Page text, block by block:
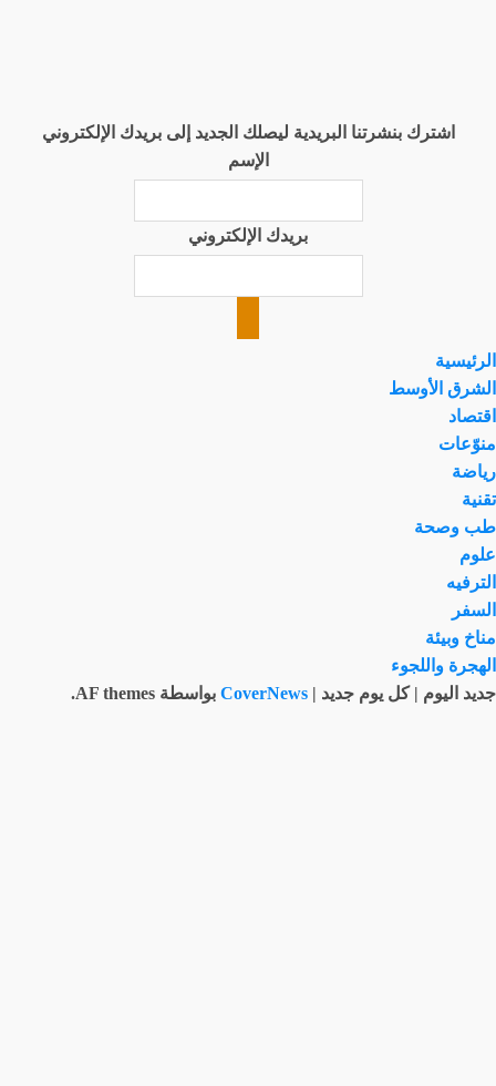
اشترك بنشرتنا البريدية ليصلك الجديد إلى بريدك الإلكتروني
الإسم
بريدك الإلكتروني
الرئيسية
الشرق الأوسط
اقتصاد
منوّعات
رياضة
تقنية
طب وصحة
علوم
الترفيه
السفر
مناخ وبيئة
الهجرة واللجوء
جديد اليوم | كل يوم جديد |
CoverNews بواسطة AF themes.